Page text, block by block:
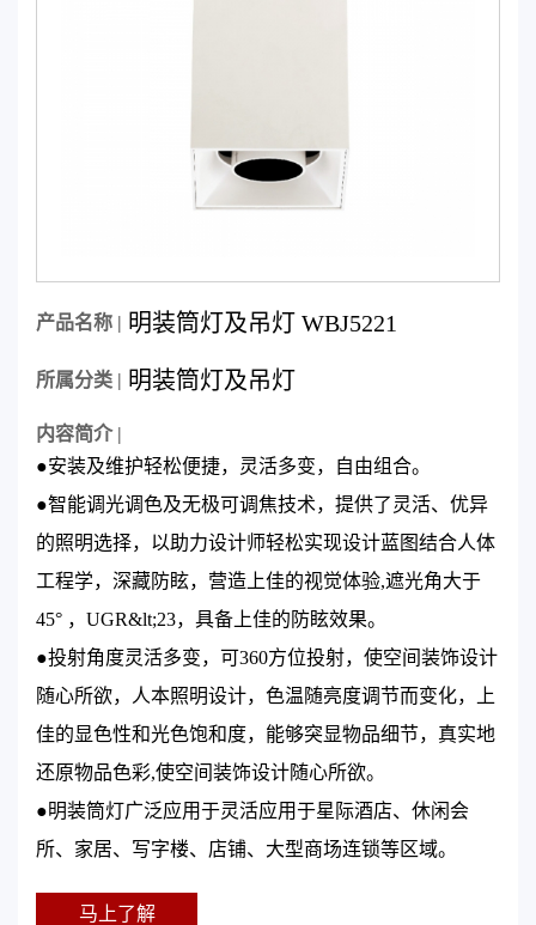
产品名称 | 明装筒灯及吊灯 WBJ5221
所属分类 | 明装筒灯及吊灯
内容简介 |
●安装及维护轻松便捷，灵活多变，自由组合。
●智能调光调色及无极可调焦技术，提供了灵活、优异
的照明选择，以助力设计师轻松实现设计蓝图结合人体
工程学，深藏防眩，营造上佳的视觉体验,遮光角大于
45° ，UGR&lt;23，具备上佳的防眩效果。
●投射角度灵活多变，可360方位投射，使空间装饰设计
随心所欲，人本照明设计，色温随亮度调节而变化，上
佳的显色性和光色饱和度，能够突显物品细节，真实地
还原物品色彩,使空间装饰设计随心所欲。
●明装筒灯广泛应用于灵活应用于星际酒店、休闲会
所、家居、写字楼、店铺、大型商场连锁等区域。
马上了解